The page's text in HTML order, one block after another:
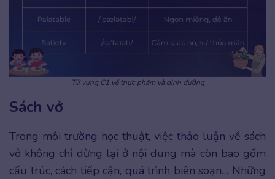
Từ vựng C1 về thực phẩm và dinh dưỡng
Sách vở
Trong môi trường học thuật, việc thảo luận về sách
vở không chỉ dừng lại ở nội dung mà còn bao gồm
cấu trúc, cách tiếp cận, quá trình biên soạn… Những